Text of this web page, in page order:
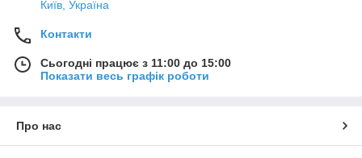
Київ, Україна
Контакти
Сьогодні працює з 11:00 до 15:00
Показати весь графік роботи
Про нас